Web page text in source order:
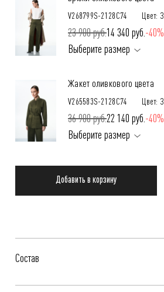
V268799S-2128C74 Цвет:
23 900 руб.14 340 руб. -40%
Выберите размер
Жакет оливкового цвета
V265583S-2128C74 Цвет:
36 900 руб.22 140 руб. -40%
Выберите размер
Добавить в корзину
Состав
Брюки оливкового цвета